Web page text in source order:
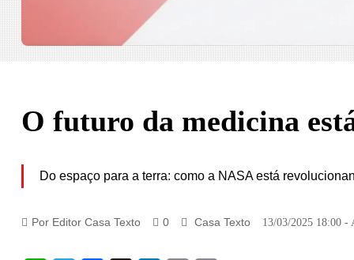
O futuro da medicina
Do espaço para a terra: como a NASA está
Por Editor Casa Texto 0 Casa Texto 13/03/2025 18:00 -